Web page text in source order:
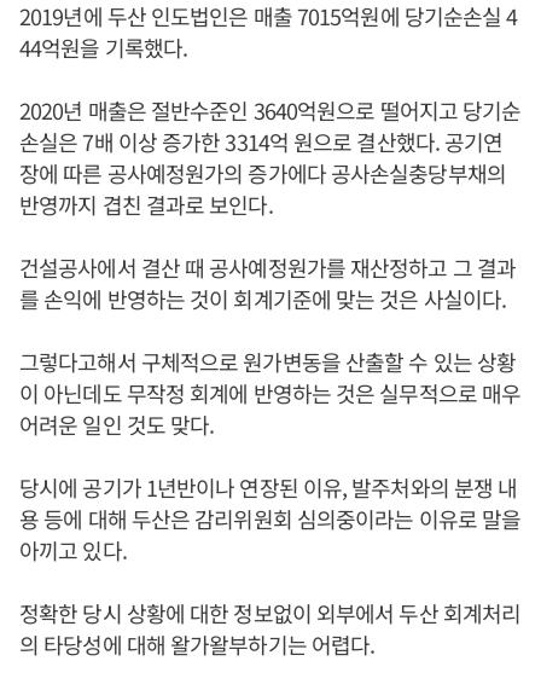
2019년에 두산 인도법인은 매출 7015억원에 당기순손실 4
44억원을 기록했다.
2020년 매출은 절반수준인 3640억원으로 떨어지고 당기순
손실은 7배 이상 증가한 3314억 원으로 결산했다. 공기연
장에 따른 공사예정원가의 증가에다 공사손실충당부채의
반영까지 겹친 결과로 보인다.
건설공사에서 결산 때 공사예정원가를 재산정하고 그 결과
를 손익에 반영하는 것이 회계기준에 맞는 것은 사실이다.
그렇다고해서 구체적으로 원가변동을 산출할 수 있는 상황
이 아닌데도 무작정 회계에 반영하는 것은 실무적으로 매우
어려운 일인 것도 맞다.
당시에 공기가 1년반이나 연장된 이유, 발주처와의 분쟁 내
용 등에 대해 두산은 감리위원회 심의중이라는 이유로 말을
아끼고 있다.
정확한 당시 상황에 대한 정보없이 외부에서 두산 회계처리
의 타당성에 대해 왈가왈부하기는 어렵다.